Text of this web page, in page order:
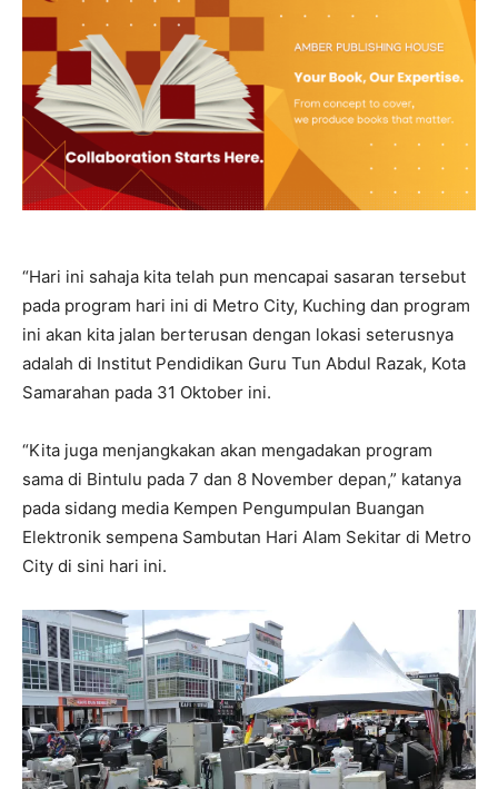
“Hari ini sahaja kita telah pun mencapai sasaran tersebut
pada program hari ini di Metro City, Kuching dan program
ini akan kita jalan berterusan dengan lokasi seterusnya
adalah di Institut Pendidikan Guru Tun Abdul Razak, Kota
Samarahan pada 31 Oktober ini.
“Kita juga menjangkakan akan mengadakan program
sama di Bintulu pada 7 dan 8 November depan,” katanya
pada sidang media Kempen Pengumpulan Buangan
Elektronik sempena Sambutan Hari Alam Sekitar di Metro
City di sini hari ini.